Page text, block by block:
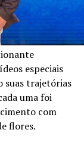
especiais
suas trajetórias
uma foi
com
flores.